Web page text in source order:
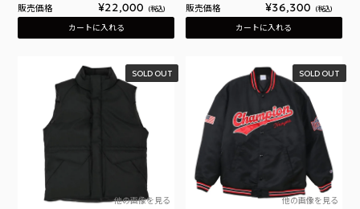
販売価格 ¥22,000 税込
カートに入れる
販売価格 ¥36,300 税込
カートに入れる
他の画像を見る
SOLD OUT
他の画像を見る
SOLD OUT